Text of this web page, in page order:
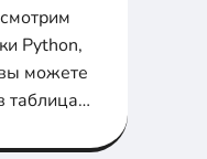
Python,
можете
таблицах